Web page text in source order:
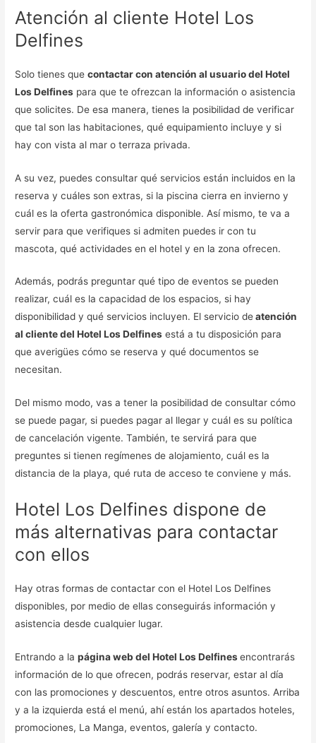
Atención al cliente Hotel Los
Delfines
Solo tienes quecontactar con atención al usuario del Hotel
Los Delfines para que te ofrezcan la información o asistencia
que solicites. De esa manera, tienes la posibilidad de verificar
que tal son las habitaciones, qué equipamiento incluye y si
hay con vista al mar o terraza privada.
A su vez, puedes consultar qué servicios están incluidos en la
reserva y cuáles son extras, si la piscina cierra en invierno y
cuál es la oferta gastronómica disponible. Así mismo, te va a
servir para que verifiques si admiten puedes ir con tu
mascota, qué actividades en el hotel y en la zona ofrecen.
Además, podrás preguntar qué tipo de eventos se pueden
realizar, cuál es la capacidad de los espacios, si hay
disponibilidad y qué servicios incluyen. El servicio deatención
al cliente del Hotel Los Delfines está a tu disposición para
que averigües cómo se reserva y qué documentos se
necesitan.
Del mismo modo, vas a tener la posibilidad de consultar cómo
se puede pagar, si puedes pagar al llegar y cuál es su política
de cancelación vigente. También, te servirá para que
preguntes si tienen regímenes de alojamiento, cuál es la
distancia de la playa, qué ruta de acceso te conviene y más.
Hotel Los Delfines dispone de
más alternativas para contactar
con ellos
Hay otras formas de contactar con el Hotel Los Delfines
disponibles, por medio de ellas conseguirás información y
asistencia desde cualquier lugar.
Entrando a lapágina web del Hotel Los Delfinesencontrarás
información de lo que ofrecen, podrás reservar, estar al día
con las promociones y descuentos, entre otros asuntos. Arriba
y a la izquierda está el menú, ahí están los apartados hoteles,
promociones, La Manga, eventos, galería y contacto.